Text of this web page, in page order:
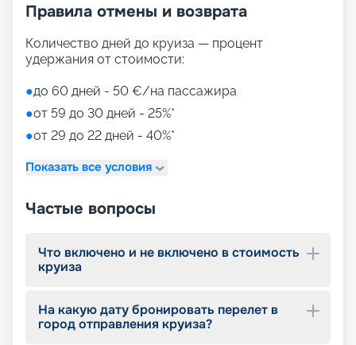
Правила отмены и возврата
Количество дней до круиза — процент
удержания от стоимости:
●до 60 дней - 50 €/на пассажира
●от 59 до 30 дней - 25%*
●от 29 до 22 дней - 40%*
Показать все условия
Частые вопросы
Что включено и не включено в стоимость
круиза
На какую дату бронировать перелет в
город отправления круиза?